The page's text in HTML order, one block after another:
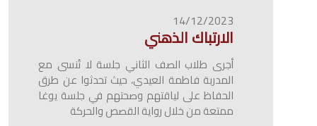
14/12/2023
الارتباك الذهني
أجرى طلاب الصف الثاني جلسة لا تُنسى مع
المدربة فاطمة العيدي، حيث تحدثوا عن طرق
الحفاظ على لياقتهم وصحتهم في جلسة يوغا
ممتعة من خلال رواية القصص والحركة